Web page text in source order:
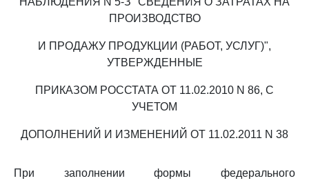
ПРОИЗВОДСТВО
И ПРОДАЖУ ПРОДУКЦИИ (РАБОТ, УСЛУГ)",
УТВЕРЖДЕННЫЕ
ПРИКАЗОМ РОССТАТА ОТ 11.02.2010 N 86, С
УЧЕТОМ
ДОПОЛНЕНИЙ И ИЗМЕНЕНИЙ ОТ 11.02.2011 N 38
При заполнении формы федерального